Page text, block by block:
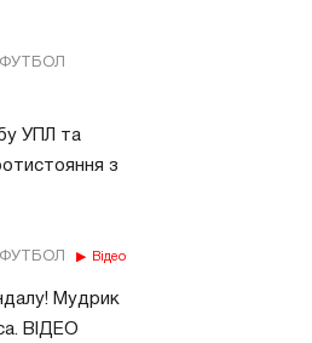
ФУТБОЛ
УПЛ та
з
ФУТБОЛ Відео
Мудрик
ВІДЕО